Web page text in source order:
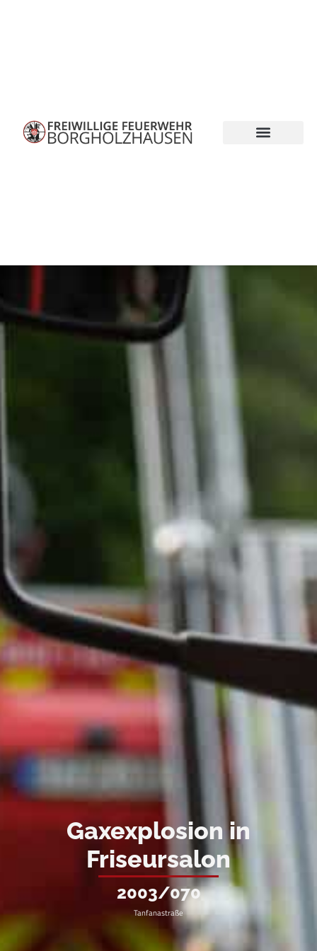
Gaxexplosion in
Friseursalon
2003/070
Tanfanastraße